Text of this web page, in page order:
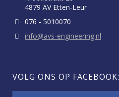
4879 AV Etten-Leur
076 - 5010070
info@avs-engineering.nl
VOLG ONS OP FACEBOOK: